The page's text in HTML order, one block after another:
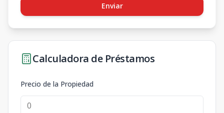
Enviar
Calculadora de Préstamos
Precio de la Propiedad